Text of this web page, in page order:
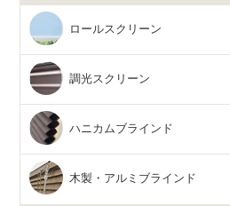
ロールスクリーン
調光スクリーン
ハニカムブラインド
木製・アルミブラインド